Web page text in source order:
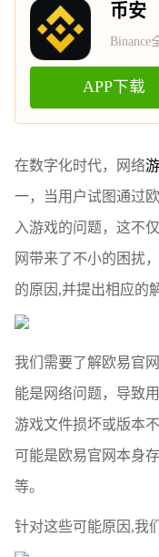
币安
Binance
APP下载
在数字化时代，网络
一，当用户试图通过
入游戏的问题，这不
网带来了不小的困扰
的原因,并提出相应的
我们需要了解欧易官
能是网络问题，导致
游戏文件损坏或版本
可能是欧易官网本身
等。
针对这些可能原因,我